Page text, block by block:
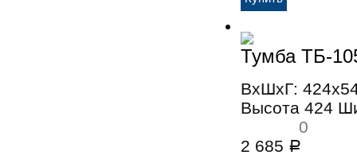
Тумба ТБ-
ВхШхГ:
Высота 424
0
2 685 Р